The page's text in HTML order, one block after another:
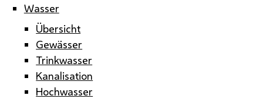
Wasser
Übersicht
Gewässer
Trinkwasser
Kanalisation
Hochwasser